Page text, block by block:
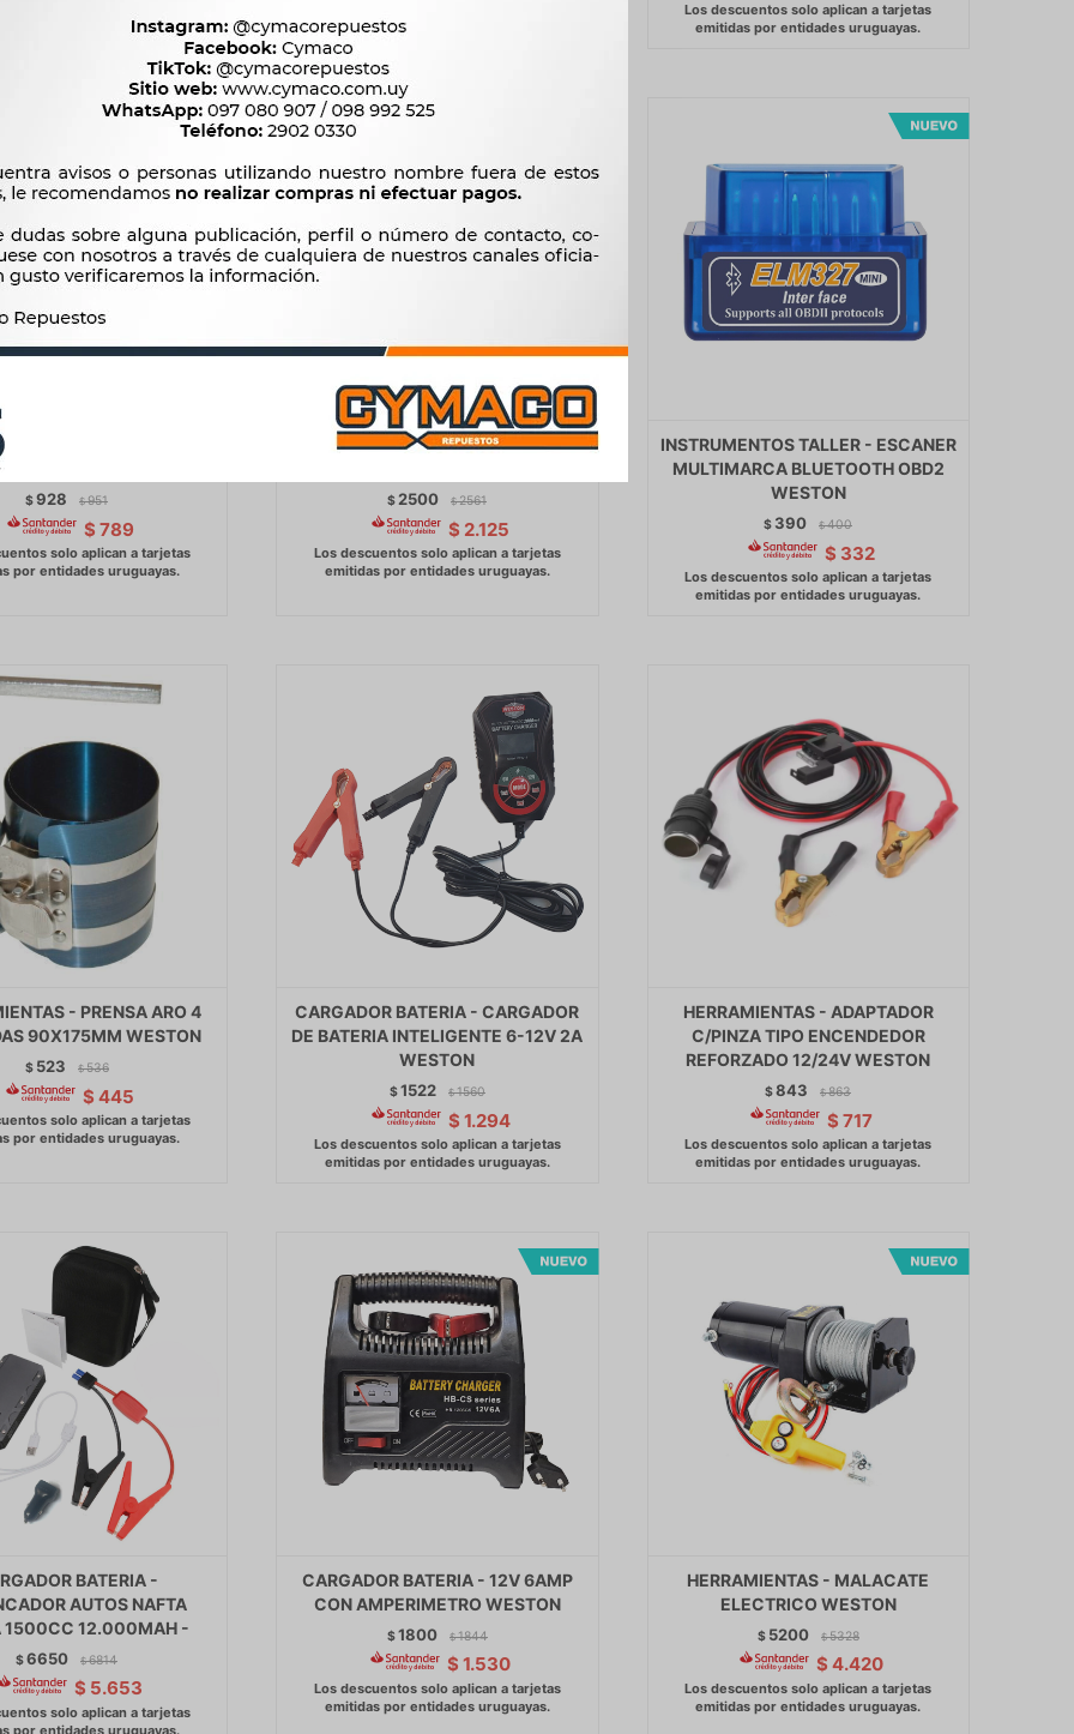
- ENGRASADOR
WESTON
$928 $ 951
$ 789
CARGADOR BATERIA - 6-12V 12AMP
$ 2500 $ 2561
$ 2.125
INSTRUMENTOS TALLER - ESCANER
MULTIMARCA BLUETOOTH OBD2
WESTON
$ 390 $ 400
$ 332
- PRENSA ARO 4
90X175MM WESTON
$ 523 $ 536
$ 445
CARGADOR BATERIA - CARGADOR
DE BATERIA INTELIGENTE 6-12V 2A
WESTON
$1522 $ 1560
$ 1.294
HERRAMIENTAS - ADAPTADOR
C/PINZA TIPO ENCENDEDOR
REFORZADO 12/24V WESTON
$843 $ 863
$ 717
BATERIA -
AUTOS NAFTA
1500CC 12.000MAH -
$6650 $ 6814
$ 5.653
CARGADOR BATERIA - 12V 6AMP
CON AMPERIMETRO WESTON
$1800 $ 1844
$ 1.530
HERRAMIENTAS - MALACATE
ELECTRICO WESTON
$ 5200 $ 5328
$ 4.420